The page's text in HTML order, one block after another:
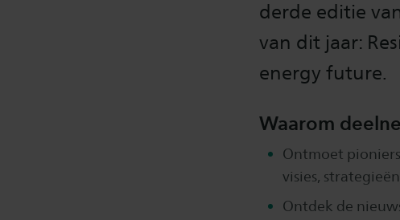
derde editie
van dit jaar:
energy future.
Waarom
Ontmoet
visies,
Ontdek de